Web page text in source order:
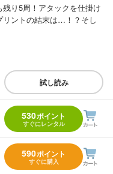
り5周！アタックを仕掛け
リントの結末は…！？そし
試し読み
530ポイント
すぐにレンタル
590ポイント
すぐに購入